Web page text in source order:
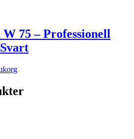
75 – Professionell